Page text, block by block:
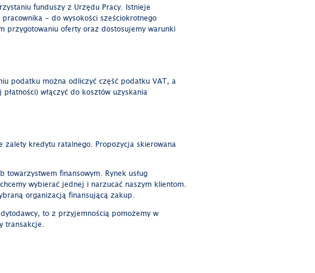
funduszy z Urzędu Pracy. Istnieje
- do wysokości sześciokrotnego
przygotowaniu oferty oraz dostosujemy warunki
podatku można odliczyć część podatku VAT, a
włączyć do kosztów uzyskania
zalety kredytu ratalnego. Propozycja skierowana
finansowym. Rynek usług
wybierać jednej i narzucać naszym klientom.
organizacją finansującą zakup.
to z przyjemnością pomożemy w
transakcje.